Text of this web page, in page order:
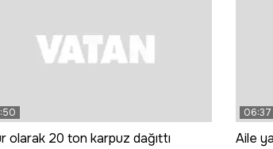
olarak 20 ton karpuz dağıttı
06:37
Aile